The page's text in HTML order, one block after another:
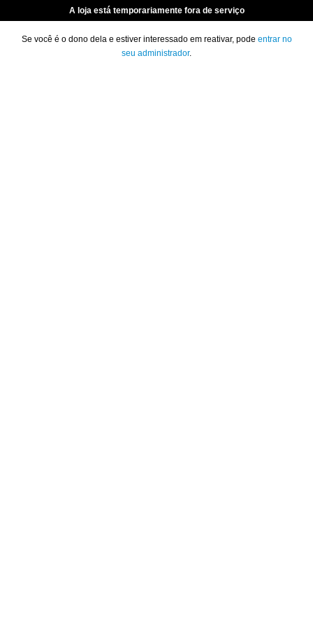
A loja está temporariamente fora de serviço
Se você é o dono dela e estiver interessado em reativar, pode entrar no
seu administrador.